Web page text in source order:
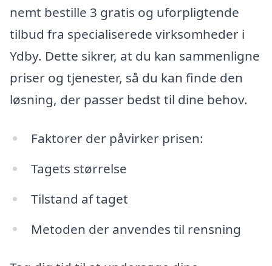
nemt bestille 3 gratis og uforpligtende
tilbud fra specialiserede virksomheder i
Ydby. Dette sikrer, at du kan sammenligne
priser og tjenester, så du kan finde den
løsning, der passer bedst til dine behov.
Faktorer der påvirker prisen:
Tagets størrelse
Tilstand af taget
Metoden der anvendes til rensning